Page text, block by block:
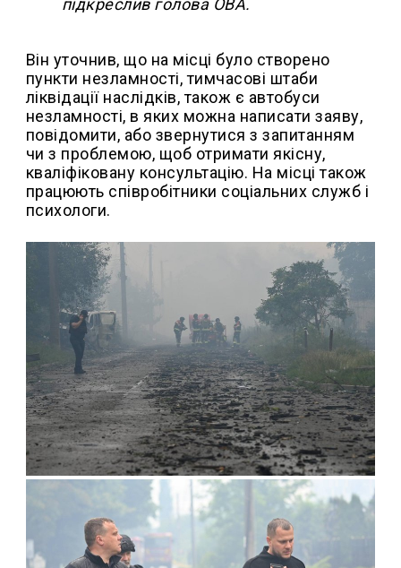
підкреслив голова ОВА.
Він уточнив, що на місці було створено
пункти незламності, тимчасові штаби
ліквідації наслідків, також є автобуси
незламності, в яких можна написати заяву,
повідомити, або звернутися з запитанням
чи з проблемою, щоб отримати якісну,
кваліфіковану консультацію. На місці також
працюють співробітники соціальних служб і
психологи.